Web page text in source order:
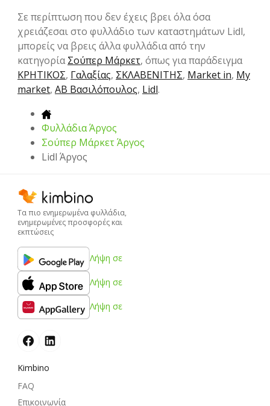
Σε περίπτωση που δεν έχεις βρει όλα όσα
χρειάζεσαι στο φυλλάδιο των καταστημάτων Lidl,
μπορείς να βρεις άλλα φυλλάδια από την
κατηγορίαΣούπερ Μάρκετ, όπως για παράδειγμα
ΚΡΗΤΙΚΟΣ, Γαλαξίας, ΣΚΛΑΒΕΝΙΤΗΣ, Market in, My
market, ΑΒ Βασιλόπουλος, Lidl.
Φυλλάδια Άργος
Σούπερ Μάρκετ Άργος
Lidl Άργος
Τα πιο ενημερωμένα φυλλάδια,
ενημερωμένες προσφορές και
εκπτώσεις
Λήψη σε
Λήψη σε
Λήψη σε
Kimbino
FAQ
Επικοινωνία